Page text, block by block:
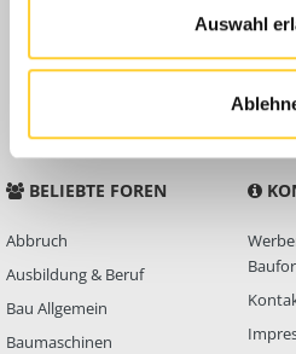
Auswahl
FAQ
BELIEBTE FOREN
Abbruch
Ausbildung & Beruf
Bau Allgemein
Baumaschinen